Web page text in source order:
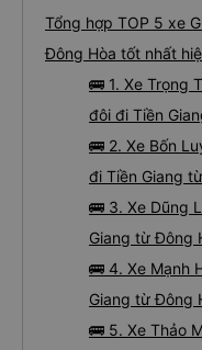
Tổng hợp TOP 5 xe
Đông Hòa tốt nhất
🚌 1. Xe Trọng
đôi đi Tiền
🚌 2. Xe Bốn
đi Tiền Giang
🚌 3. Xe Dũng
Giang từ Đông
🚌 4. Xe Mạnh
Giang từ Đông
🚌 5. Xe Thảo